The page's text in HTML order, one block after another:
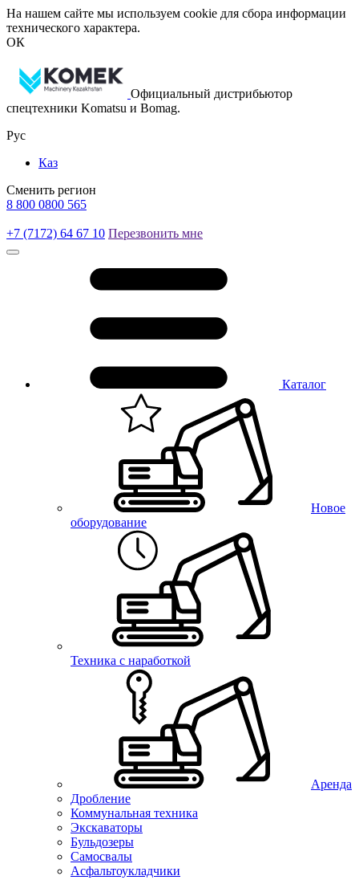
На нашем сайте мы используем cookie для сбора информации
технического характера.
ОК
Официальный дистрибьютор
спецтехники Komatsu и Bomag.
Рус
Каз
Сменить регион
8 800 0800 565
+7 (7172) 64 67 10 Перезвонить мне
Каталог
Новое
оборудование
Техника с наработкой
Аренда
Дробление
Коммунальная техника
Экскаваторы
Бульдозеры
Самосвалы
Асфальтоукладчики